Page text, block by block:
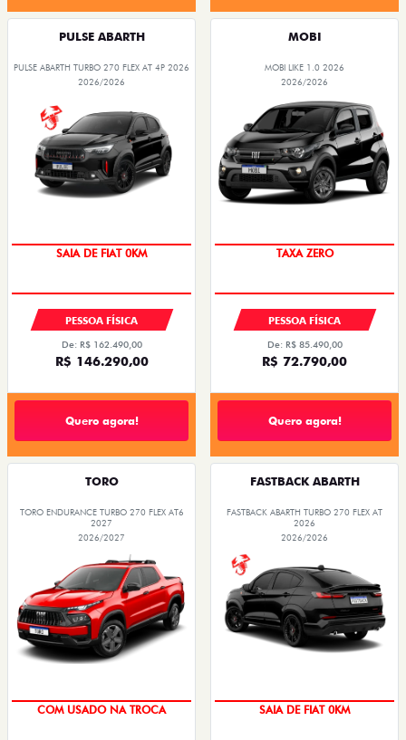
PULSE ABARTH
PULSE ABARTH TURBO 270 FLEX AT 4P 2026
2026/2026
SAIA DE FIAT 0KM
PESSOA FÍSICA
De: R$ 162.490,00
R$ 146.290,00
Quero agora!
MOBI
MOBI LIKE 1.0 2026
2026/2026
TAXA ZERO
PESSOA FÍSICA
De: R$ 85.490,00
R$ 72.790,00
Quero agora!
TORO
TORO ENDURANCE TURBO 270 FLEX AT6
2027
2026/2027
COM USADO NA TROCA
FASTBACK ABARTH
FASTBACK ABARTH TURBO 270 FLEX AT
2026
2026/2026
SAIA DE FIAT 0KM